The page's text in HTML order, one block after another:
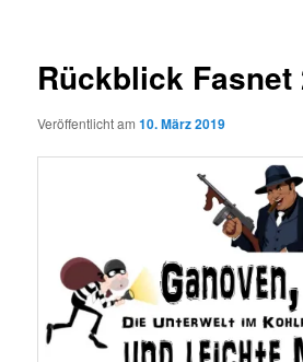
Rückblick Fasnet
Veröffentlicht am10. März 2019